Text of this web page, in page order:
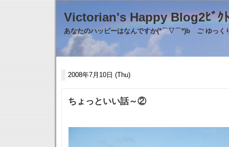
Victorian's Happy
あなたのハッピーはなんですか(*⌒▽⌒*)b ご ゆっく
2008年7月10日 (Thu)
ちょっといい話～②